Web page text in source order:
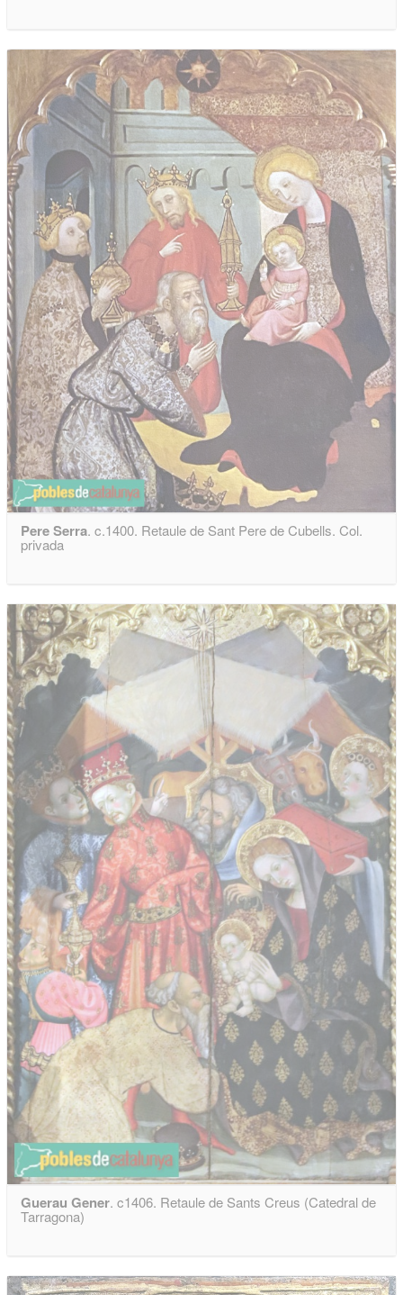
Pere Serra. c.1400. Retaule de Sant Pere de Cubells. Col.
privada
Guerau Gener. c1406. Retaule de Sants Creus (Catedral de
Tarragona)